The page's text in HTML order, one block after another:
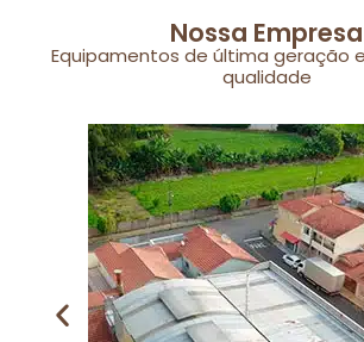
Nossa Empresa
Equipamentos de última geração
qualidade